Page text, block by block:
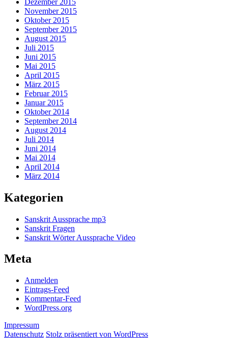
November 2015
Oktober 2015
September 2015
August 2015
Juli 2015
Juni 2015
Mai 2015
April 2015
März 2015
Februar 2015
Januar 2015
Oktober 2014
September 2014
August 2014
Juli 2014
Juni 2014
Mai 2014
April 2014
März 2014
Kategorien
Sanskrit Aussprache mp3
Sanskrit Fragen
Sanskrit Wörter Aussprache Video
Meta
Anmelden
Eintrags-Feed
Kommentar-Feed
WordPress.org
Impressum
Datenschutz Stolz präsentiert von WordPress